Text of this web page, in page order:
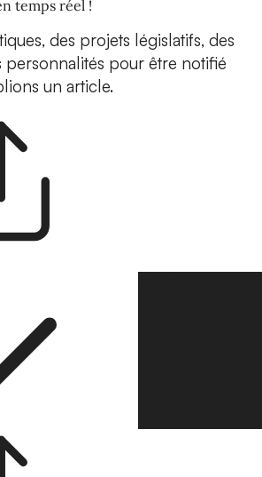
temps réel !
des projets législatifs, des
personnalités pour être notifié
un article.